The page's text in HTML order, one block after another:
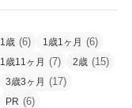
1歳 (6) 1歳1ヶ月 (6)
1歳11ヶ月 (7) 2歳 (15)
3歳3ヶ月 (17)
PR (6)